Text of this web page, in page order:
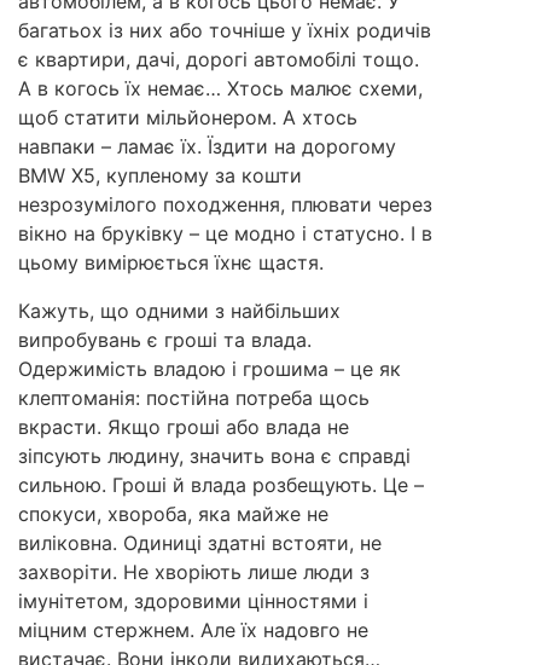
багатьох із них або точніше у їхніх родичів
є квартири, дачі, дорогі автомобілі тощо.
А в когось їх немає… Хтось малює схеми,
щоб статити мільйонером. А хтось
навпаки – ламає їх. Їздити на дорогому
BMW X5, купленому за кошти
незрозумілого походження, плювати через
вікно на бруківку – це модно і статусно. І в
цьому вимірюється їхнє щастя.
Кажуть, що одними з найбільших
випробувань є гроші та влада.
Одержимість владою і грошима – це як
клептоманія: постійна потреба щось
вкрасти. Якщо гроші або влада не
зіпсують людину, значить вона є справді
сильною. Гроші й влада розбещують. Це –
спокуси, хвороба, яка майже не
виліковна. Одиниці здатні встояти, не
захворіти. Не хворіють лише люди з
імунітетом, здоровими цінностями і
міцним стержнем. Але їх надовго не
вистачає. Вони інколи видихаються…